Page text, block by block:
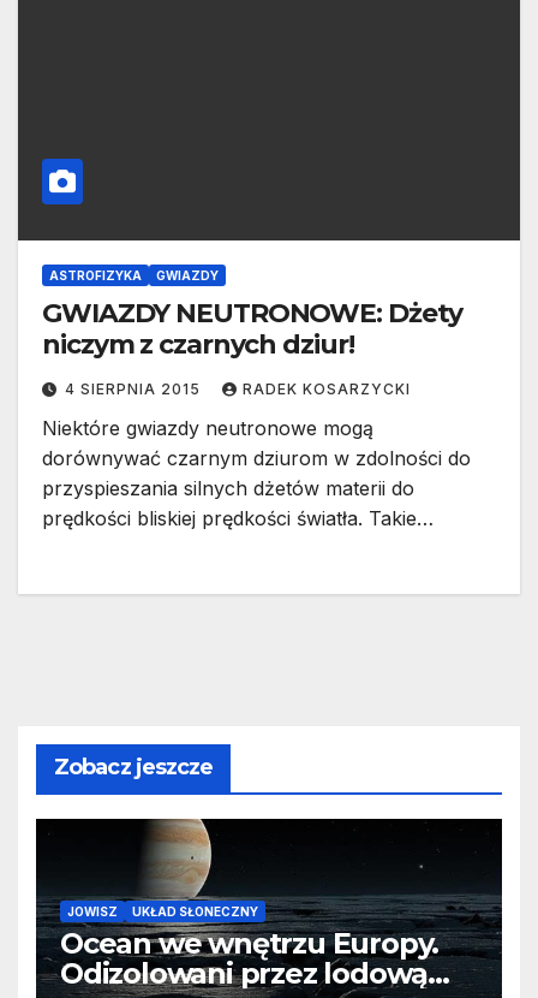
ASTROFIZYKA GWIAZDY
GWIAZDY NEUTRONOWE: Dżety
niczym z czarnych dziur!
4 SIERPNIA 2015 RADEK KOSARZYCKI
Niektóre gwiazdy neutronowe mogą
dorównywać czarnym dziurom w zdolności do
przyspieszania silnych dżetów materii do
prędkości bliskiej prędkości światła. Takie…
Zobacz jeszcze
JOWISZ UKŁAD SŁONECZNY
Ocean we wnętrzu Europy.
Odizolowani przez lodową